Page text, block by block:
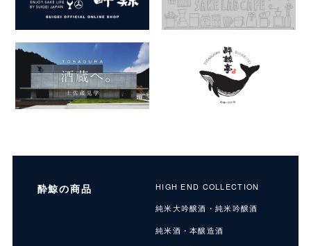
酔鯨の商品 HIGH END COLLECTION
純米大吟醸酒・純米吟醸酒
純米酒・本醸造酒